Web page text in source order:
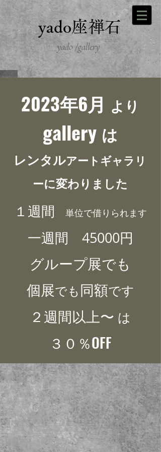
yado座禅石
yado /gallery
2023年6月 より
gallery は
レンタルアートギャラリ
ーに変わりました
１週間 単位で借りられます
一週間 45000円
グループ展でも
個展でも ​同額です
２週間以上〜 は
３０％OFF